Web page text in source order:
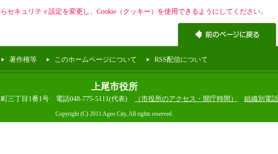
セキュリティ設定を変更し、Cookie（クッキー）を使用できるようにしてください。
著作権等 このホームページについて RSS配信について
上尾市役所
三丁目1番1号 電話048-775-5111(代表) （市役所のアクセス・開庁時間） 組織別電
Copyright (C) 2011 Ageo City, All rights reserved.